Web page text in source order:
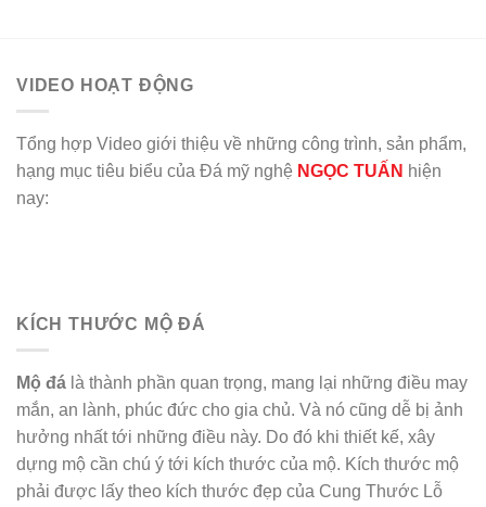
VIDEO HOẠT ĐỘNG
Tổng hợp Video giới thiệu về những công trình, sản phẩm,
hạng mục tiêu biểu của Đá mỹ nghệ NGỌC TUẤN hiện
nay:
KÍCH THƯỚC MỘ ĐÁ
Mộ đá là thành phần quan trọng, mang lại những điều may
mắn, an lành, phúc đức cho gia chủ. Và nó cũng dễ bị ảnh
hưởng nhất tới những điều này. Do đó khi thiết kế, xây
dựng mộ cần chú ý tới kích thước của mộ. Kích thước mộ
phải được lấy theo kích thước đẹp của Cung Thước Lỗ